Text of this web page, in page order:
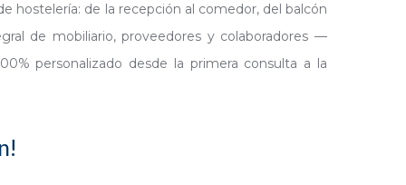
hostelería: de la recepción al comedor, del balcón
de mobiliario, proveedores y colaboradores —
personalizado desde la primera consulta a la